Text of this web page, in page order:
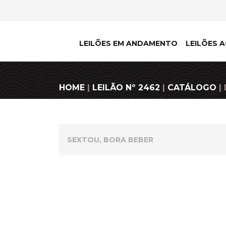
LEILÕES EM ANDAMENTO LEILÕES
HOME | LEILÃO Nº 2462 | CATÁLOGO |
SEXTOU, BORA BEBER